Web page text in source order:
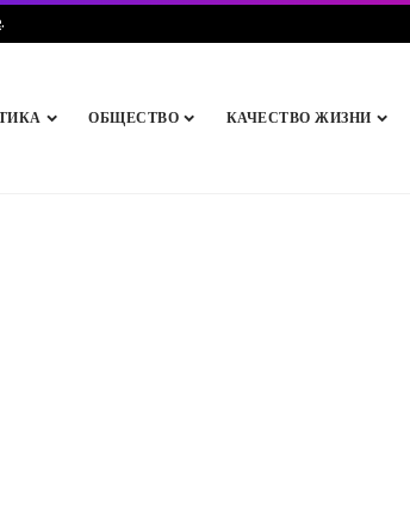
.
ОБЩЕСТВО КАЧЕСТВО ЖИЗНИ